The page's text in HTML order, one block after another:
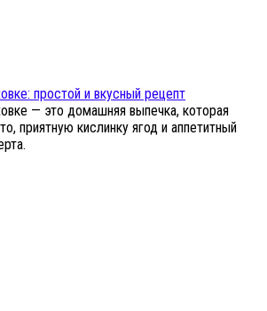
простой и вкусный рецепт
— это домашняя выпечка, которая
приятную кислинку ягод и аппетитный